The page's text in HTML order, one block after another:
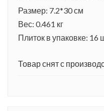
Размер: 7.2*30 см
Вес: 0.461 кг
Плиток в упаковке: 16
Товар снят с